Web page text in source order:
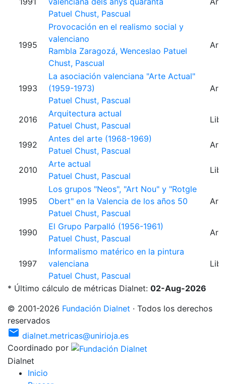
Patuel Chust, Pascual
1995
Provocación en el realismo social y
valenciano
Rambla Zaragozá, Wenceslao Patuel
Chust, Pascual
1993
La asociación valenciana "Arte Actual"
(1959-1973)
Patuel Chust, Pascual
2016
Arquitectura actual
Patuel Chust, Pascual
1992
Antes del arte (1968-1969)
Patuel Chust, Pascual
2010
Arte actual
Patuel Chust, Pascual
1995
Los grupos "Neos", "Art Nou" y "Rotgle
Obert" en la Valencia de los años 50
Patuel Chust, Pascual
1990
El Grupo Parpalló (1956-1961)
Patuel Chust, Pascual
1997
Informalismo matérico en la pintura
valenciana
Patuel Chust, Pascual
* Último cálculo de métricas Dialnet: 02-Aug-2026
© 2001-2026 Fundación Dialnet · Todos los derechos
reservados
mail dialnet.metricas@unirioja.es
Coordinado por
Dialnet
Inicio